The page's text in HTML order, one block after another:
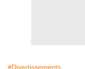
#Divertissements